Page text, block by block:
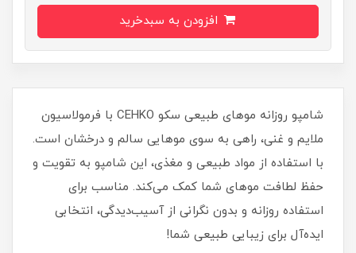
شامپو روزانه موهای طبیعی سکو CEHKO با فرمولاسیون
ملایم و غنی، راهی به سوی موهایی سالم و درخشان است.
با استفاده از مواد طبیعی و مغذی، این شامپو به تقویت و
حفظ لطافت موهای شما کمک می‌کند. مناسب برای
استفاده روزانه و بدون نگرانی از آسیب‌دیدگی، انتخابی
ایده‌آل برای زیبایی طبیعی شما!